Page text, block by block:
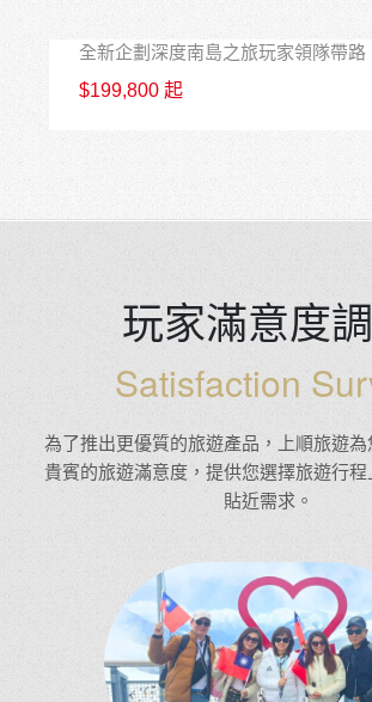
No.1
出團日 09/24
全新企劃深度南島之旅玩家領隊帶路
$199,800 起
玩家滿意度